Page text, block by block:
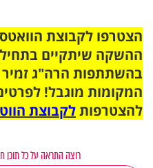
ההשקה שיתקיים
בהשתתפות הרה"ג
המקומות מוגבל!
להצטרפותלקבוצת
רוצה התראה על כל